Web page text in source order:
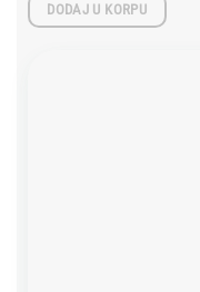
DODAJ U KORPU